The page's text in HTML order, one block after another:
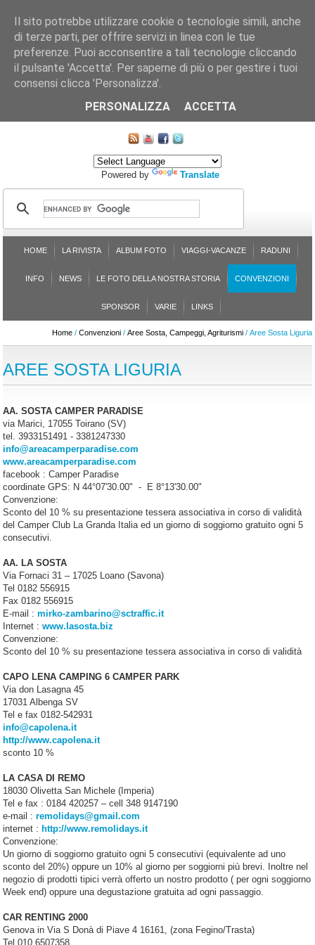
CHI SIAMO LE SEZIONI ASSICURGRANDA
ISCRIZIONE L'AVVOCATO RISPONDE SONDAGGI
Powered by Translate
HOME LA RIVISTA ALBUM FOTO VIAGGI-VACANZE RADUNI
INFO NEWS LE FOTO DELLA NOSTRA STORIA CONVENZIONI
SPONSOR VARIE LINKS
Home/ Convenzioni/ Aree Sosta, Campeggi, Agriturismi/ Aree Sosta Liguria
AREE SOSTA LIGURIA
AA. SOSTA CAMPER PARADISE
via Marici, 17055 Toirano (SV)
tel. 3933151491 - 3381247330
info@areacamperparadise.com
www.areacamperparadise.com
facebook : Camper Paradise
coordinate GPS: N 44°07'30.00" - E 8°13'30.00"
Convenzione:
Sconto del 10 % su presentazione tessera associativa in corso di validità
del Camper Club La Granda Italia ed un giorno di soggiorno gratuito ogni 5
consecutivi.
AA. LA SOSTA
Via Fornaci 31 – 17025 Loano (Savona)
Tel 0182 556915
Fax 0182 556915
E-mail :mirko-zambarino@sctraffic.it
Internet :www.lasosta.biz
Convenzione:
Sconto del 10 % su presentazione tessera associativa in corso di validità
CAPO LENA CAMPING 6 CAMPER PARK
Via don Lasagna 45
17031 Albenga SV
Tel e fax 0182-542931
info@capolena.it
http://www.capolena.it
sconto 10 %
LA CASA DI REMO
18030 Olivetta San Michele (Imperia)
Tel e fax : 0184 420257 – cell 348 9147190
e-mail :remolidays@gmail.com
internet : http://www.remolidays.it
Convenzione:
Un giorno di soggiorno gratuito ogni 5 consecutivi (equivalente ad uno
sconto del 20%) oppure un 10% al giorno per soggiorni più brevi. Inoltre nel
negozio di prodotti tipici verrà offerto un nostro prodotto ( per ogni soggiorno
Week end) oppure una degustazione gratuita ad ogni passaggio.
CAR RENTING 2000
Genova in Via S Donà di Piave 4 16161, (zona Fegino/Trasta)
Tel 010 6507358
Il sito potrebbe utilizzare cookie o tecnologie simili, anche
di terze parti, per offrire servizi in linea con le tue
preferenze. Puoi acconsentire a tali tecnologie cliccando
il pulsante 'Accetta'. Per saperne di più o per gestire i tuoi
consensi clicca 'Personalizza'.
PERSONALIZZA
ACCETTA